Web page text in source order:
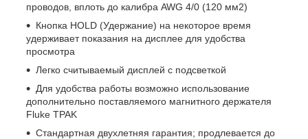
проводов, вплоть до калибра AWG 4/0 (120 мм2)
Кнопка HOLD (Удержание) на некоторое время
удерживает показания на дисплее для удобства
просмотра
Легко считываемый дисплей с подсветкой
Для удобства работы возможно использование
дополнительно поставляемого магнитного держателя
Fluke TPAK
Стандартная двухлетняя гарантия; продлевается до